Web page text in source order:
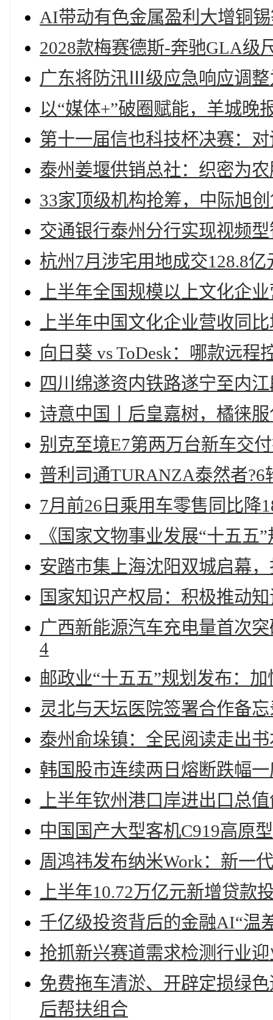
AI带动有色金属盈利大增铜
2028款梅赛德斯-奔驰GLA级
广东将防汛Ⅲ级应急响应调
以“媒体+”破圈赋能，羊城晚
第十一届信也科技杯决赛：
泰州姜堰供销总社：织密为
33家顶级机构抢筹，中际旭
交通银行泰州分行实现视频
杭州7月涉宅用地成交128.8
上半年全国规模以上文化企
上半年中国文化企业营收同
向日葵 vs ToDesk：哪款远
四川绵遂资内铁路遂宁至内
诗意中国丨后皇嘉树，橘徕
别克至境E7第两万台新车交
普利司通TURANZA泰然者
7月前26日乘用车零售同比降
《国家文物事业发展“十五五
安踏市集上海沈阳双城启幕
国家知识产权局：积极推动
广西新能源汽车充电量首次
4
邮政业“十五五”规划发布：
灵北与天坛医院签署合作备
泰州俞垛镇：全民阅读走出
韩国股市连续两日熔断跌幅一
上半年钦州港口岸进出口总
中国国产大型客机C919高原
周鸿祎发布纳米Work：新一
上半年10.72万亿元新增贷款
千亿级投资背后的金融AI“温
抢抓新兴赛道需求检测行业
免费拖车清淤、开辟定损绿
后帮扶组合